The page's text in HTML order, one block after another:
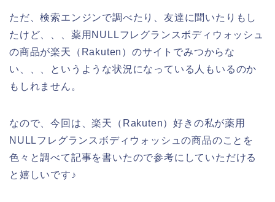
ただ、検索エンジンで調べたり、友達に聞いたりもし
たけど、、、薬用NULLフレグランスボディウォッシュ
の商品が楽天（Rakuten）のサイトでみつからな
い、、、というような状況になっている人もいるのか
もしれません。
なので、今回は、楽天（Rakuten）好きの私が薬用
NULLフレグランスボディウォッシュの商品のことを
色々と調べて記事を書いたので参考にしていただける
と嬉しいです♪